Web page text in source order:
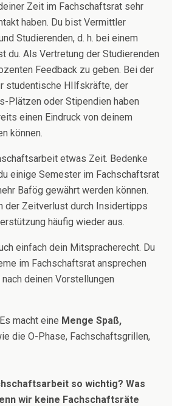
Zeit im Fachschaftsrat sehr
haben. Du bist Vermittler
Studierenden, d. h. bei einem
du. Als Vertretung der Studierenden
Feedback zu geben. Bei der
studentische HIlfskräfte, der
Plätzen oder Stipendien haben
einen Eindruck von deinem
können.
etwas Zeit. Bedenke
einige Semester im Fachschaftsrat
Bafög gewährt werden können.
der Zeitverlust durch Insidertipps
häufig wieder aus.
einfach dein Mitspracherecht. Du
im Fachschaftsrat ansprechen
deinen Vorstellungen
Es macht eine Menge Spaß,
die O-Phase, Fachschaftsgrillen,
so wichtig? Was
wir keine Fachschaftsräte